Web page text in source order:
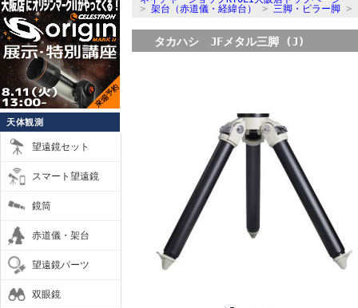
天体観測
望遠鏡セット
スマート望遠鏡
鏡筒
赤道儀・架台
望遠鏡パーツ
双眼鏡
> 架台（赤道儀・経緯台） > 三脚・ピラー脚 >
タカハシ JFメタル三脚 (J)